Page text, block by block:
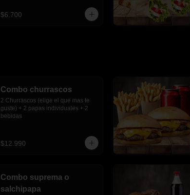
$6.700
Combo churrascos
2 Churrascos (elige el que mas te
guste) + 2 papas individuales + 2
bebidas
$12.990
Combo suprema o
salchipapa